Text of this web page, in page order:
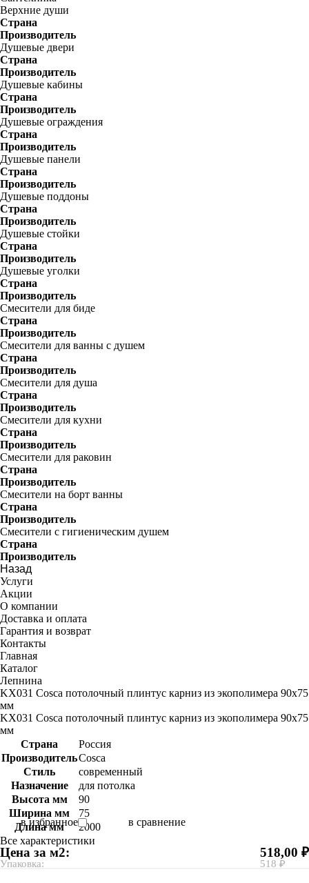
Верхние души
Страна
Производитель
Душевые двери
Страна
Производитель
Душевые кабины
Страна
Производитель
Душевые ограждения
Страна
Производитель
Душевые панели
Страна
Производитель
Душевые поддоны
Страна
Производитель
Душевые стойки
Страна
Производитель
Душевые уголки
Страна
Производитель
Смесители для биде
Страна
Производитель
Смесители для ванны с душем
Страна
Производитель
Смесители для душа
Страна
Производитель
Смесители для кухни
Страна
Производитель
Смесители для раковин
Страна
Производитель
Смесители на борт ванны
Страна
Производитель
Смесители с гигиеническим душем
Страна
Производитель
Назад
Услуги
Акции
О компании
Доставка и оплата
Гарантия и возврат
Контакты
Главная
Каталог
Лепнина
KX031 Cosca потолочный плинтус карниз из экополимера 90х75
мм
KX031 Cosca потолочный плинтус карниз из экополимера 90х75
мм
Страна
Россия
ПроизводительCosca
Стиль
современный
Назначение
для потолка
Высота мм
90
Ширина мм
75
Длина мм
2000
Все характеристики
в избранное в сравнение
Цена за м2:
Упаковка:
518,00 ₽
518 ₽